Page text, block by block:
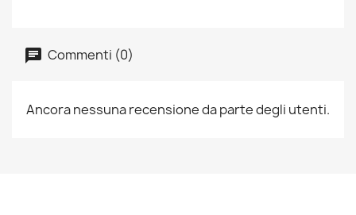
Commenti (0)
Ancora nessuna recensione da parte degli utenti.